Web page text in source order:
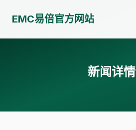
EMC易倍官方网站
新闻详情